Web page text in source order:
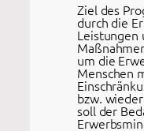
Ziel des
durch die
Leistungen
um die
Menschen
bzw.
soll der